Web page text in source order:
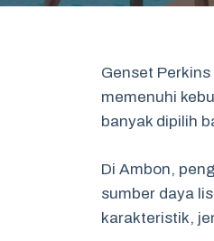
Genset
memenuhi
banyak dipilih
Di Ambon,
sumber daya
karakteristik,